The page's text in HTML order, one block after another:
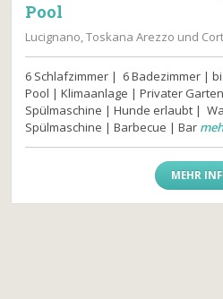
Pool
Lucignano, Toskana Arezzo und
6 Schlafzimmer | 6 Badezimmer |
Pool | Klimaanlage | Privater
Spülmaschine | Hunde erlaubt |
Spülmaschine | Barbecue | Bar
MEHR